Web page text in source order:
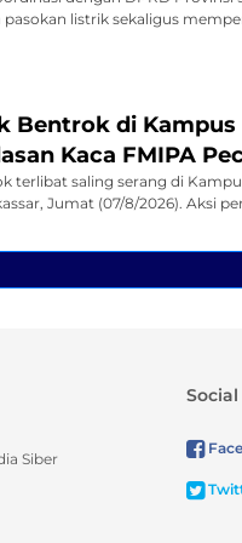
listrik sekaligus
Bentrok di Kampus
Kaca FMIPA
terlibat saling serang di
Jumat (07/8/2026). Aksi
Siber